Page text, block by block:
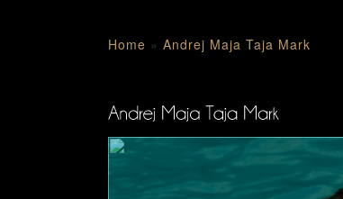
Home » Andrej Maja Taja Mark